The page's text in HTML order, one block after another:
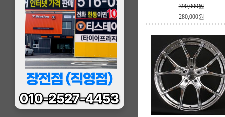
390,000원
280,000원